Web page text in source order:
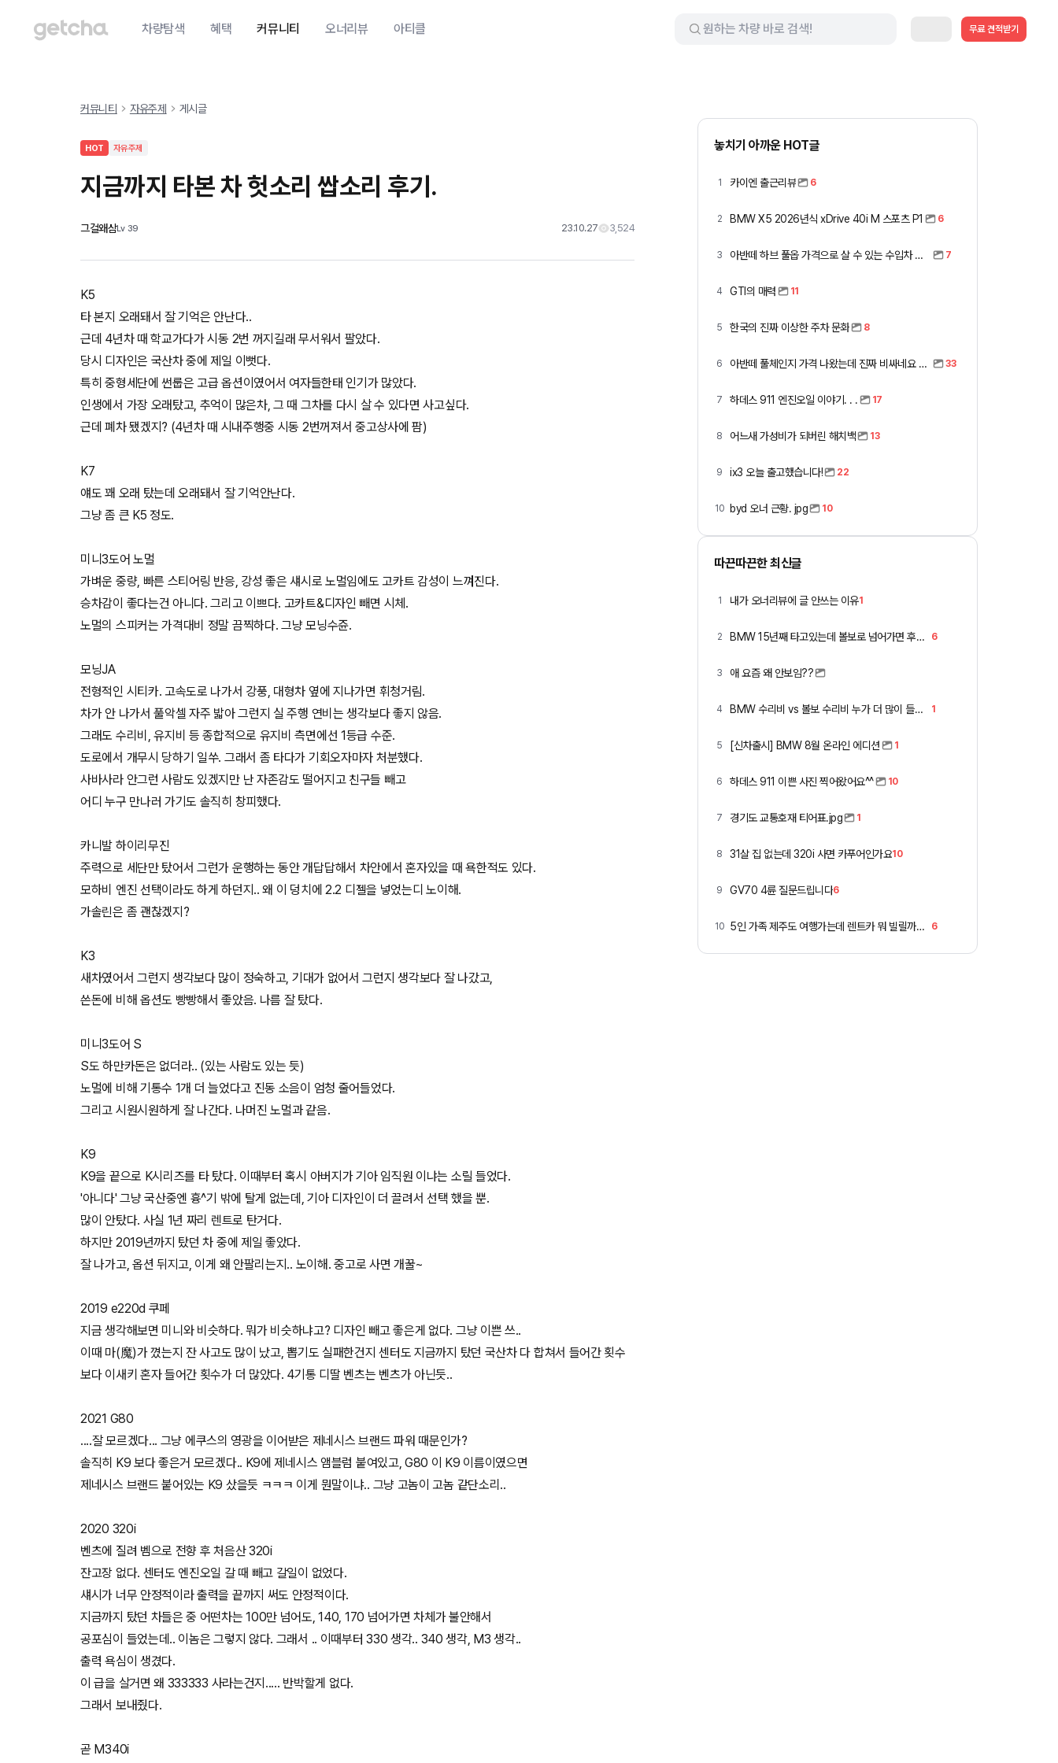
차량탐색 혜택 커뮤니티 오너리뷰 아티클 무료 견적받기
커뮤니티 자유주제 게시글
HOT 자유주제
지금까지 타본 차 헛소리 쌉소리 후기.
그걸왜삼Lv 39 23.10.27 3,524
K5
타 본지 오래돼서 잘 기억은 안난다..
근데 4년차 때 학교가다가 시동 2번 꺼지길래 무서워서 팔았다.
당시 디자인은 국산차 중에 제일 이뻣다.
특히 중형세단에 썬룹은 고급 옵션이였어서 여자들한태 인기가 많았다.
인생에서 가장 오래탔고, 추억이 많은차, 그 때 그차를 다시 살 수 있다면 사고싶다.
근데 폐차 됐겠지? (4년차 때 시내주행중 시동 2번꺼져서 중고상사에 팜)
K7
얘도 꽤 오래 탔는데 오래돼서 잘 기억안난다.
그냥 좀 큰 K5 정도.
미니3도어 노멀
가벼운 중량, 빠른 스티어링 반응, 강성 좋은 섀시로 노멀임에도 고카트 감성이 느껴진다.
승차감이 좋다는건 아니다. 그리고 이쁘다. 고카트&디자인 빼면 시체.
노멀의 스피커는 가격대비 정말 끔찍하다. 그냥 모닝수쥰.
모닝JA
전형적인 시티카. 고속도로 나가서 강풍, 대형차 옆에 지나가면 휘청거림.
차가 안 나가서 풀악셀 자주 밟아 그런지 실 주행 연비는 생각보다 좋지 않음.
그래도 수리비, 유지비 등 종합적으로 유지비 측면에선 1등급 수준.
도로에서 개무시 당하기 일쑤. 그래서 좀 타다가 기회오자마자 처분했다.
사바사라 안그런 사람도 있겠지만 난 자존감도 떨어지고 친구들 빼고
어디 누구 만나러 가기도 솔직히 창피했다.
카니발 하이리무진
주력으로 세단만 탔어서 그런가 운행하는 동안 개답답해서 차안에서 혼자있을 때 욕한적도 있다.
모하비 엔진 선택이라도 하게 하던지.. 왜 이 덩치에 2.2 디젤을 넣었는디 노이해.
가솔린은 좀 괜찮겠지?
K3
새차였어서 그런지 생각보다 많이 정숙하고, 기대가 없어서 그런지 생각보다 잘 나갔고,
쓴돈에 비해 옵션도 빵빵해서 좋았음. 나름 잘 탔다.
미니3도어 S
S도 하만카돈은 없더라.. (있는 사람도 있는 듯)
노멀에 비해 기통수 1개 더 늘었다고 진동 소음이 엄청 줄어들었다.
그리고 시원시원하게 잘 나간다. 나머진 노멀과 같음.
K9
K9을 끝으로 K시리즈를 타 탔다. 이때부터 혹시 아버지가 기아 임직원 이냐는 소릴 들었다.
'아니다' 그냥 국산중엔 흉^기 밖에 탈게 없는데, 기아 디자인이 더 끌려서 선택 했을 뿐.
많이 안탔다. 사실 1년 짜리 렌트로 탄거다.
하지만 2019년까지 탔던 차 중에 제일 좋았다.
잘 나가고, 옵션 뒤지고, 이게 왜 안팔리는지.. 노이해. 중고로 사면 개꿀~
2019 e220d 쿠페
지금 생각해보면 미니와 비슷하다. 뭐가 비슷하냐고? 디자인 빼고 좋은게 없다. 그냥 이쁜 쓰..
이때 마(魔)가 꼈는지 잔 사고도 많이 났고, 뽑기도 실패한건지 센터도 지금까지 탔던 국산차 다 합쳐서 들어간 횟수
보다 이새키 혼자 들어간 횟수가 더 많았다. 4기통 디딸 벤츠는 벤츠가 아닌듯..
2021 G80
....잘 모르겠다... 그냥 에쿠스의 영광을 이어받은 제네시스 브랜드 파워 때문인가?
솔직히 K9 보다 좋은거 모르겠다.. K9에 제네시스 앰블럼 붙여있고, G80 이 K9 이름이였으면
제네시스 브랜드 붙어있는 K9 샀을듯 ㅋㅋㅋ 이게 뭔말이냐.. 그냥 고놈이 고놈 같단소리..
2020 320i
벤츠에 질려 벰으로 전향 후 처음산 320i
잔고장 없다. 센터도 엔진오일 갈 때 빼고 갈일이 없었다.
섀시가 너무 안정적이라 출력을 끝까지 써도 안정적이다.
지금까지 탔던 차들은 중 어떤차는 100만 넘어도, 140, 170 넘어가면 차체가 불안해서
공포심이 들었는데.. 이놈은 그렇지 않다. 그래서 .. 이때부터 330 생각.. 340 생각, M3 생각..
출력 욕심이 생겼다.
이 급을 살거면 왜 333333 사라는건지..... 반박할게 없다.
그래서 보내줬다.
곧 M340i
놓치기 아까운 HOT글
1 카이엔 출근리뷰 6
2 BMW X5 2026년식 xDrive 40i M 스포츠 P1 6
3 아반떼 하브 풀옵 가격으로 살 수 있는 수입차 모아봤습니다 (중고 포함) 7
4 GTI의 매력 11
5 한국의 진짜 이상한 주차 문화 8
6 아반떼 풀체인지 가격 나왔는데 진짜 비싸네요 ㅎㅎ 33
7 하데스 911 엔진오일 이야기. . . 17
8 어느새 가성비가 되버린 해치백 13
9 ix3 오늘 출고했습니다! 22
10 byd 오너 근황. jpg 10
따끈따끈한 최신글
1 내가 오너리뷰에 글 안쓰는 이유1
2 BMW 15년째 타고있는데 볼보로 넘어가면 후회할까요 ? 6
3 애 요즘 왜 안보임??
4 BMW 수리비 vs 볼보 수리비 누가 더 많이 들까요 ㅎ 1
5 [신차출시] BMW 8월 온라인 에디션 1
6 하데스 911 이쁜 사진 찍어왔어요^^ 10
7 경기도 교통호재 티어표.jpg 1
8 31살 집 없는데 320i 사면 카푸어인가요10
9 GV70 4륜 질문드립니다6
10 5인 가족 제주도 여행가는데 렌트카 뭐 빌릴까요 ㅎ 6